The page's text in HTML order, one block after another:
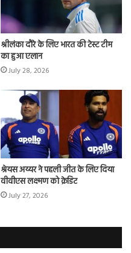
श्रीलंका दौरे के लिए भारत की टेस्ट टीम
का हुआ एलान
July 28, 2026
श्रेयस अय्यर ने पहली जीत के लिए दिया
वीवीएस लक्ष्मण को क्रेडिट
July 27, 2026